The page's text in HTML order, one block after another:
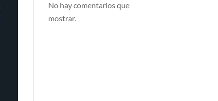
No hay comentarios que
mostrar.